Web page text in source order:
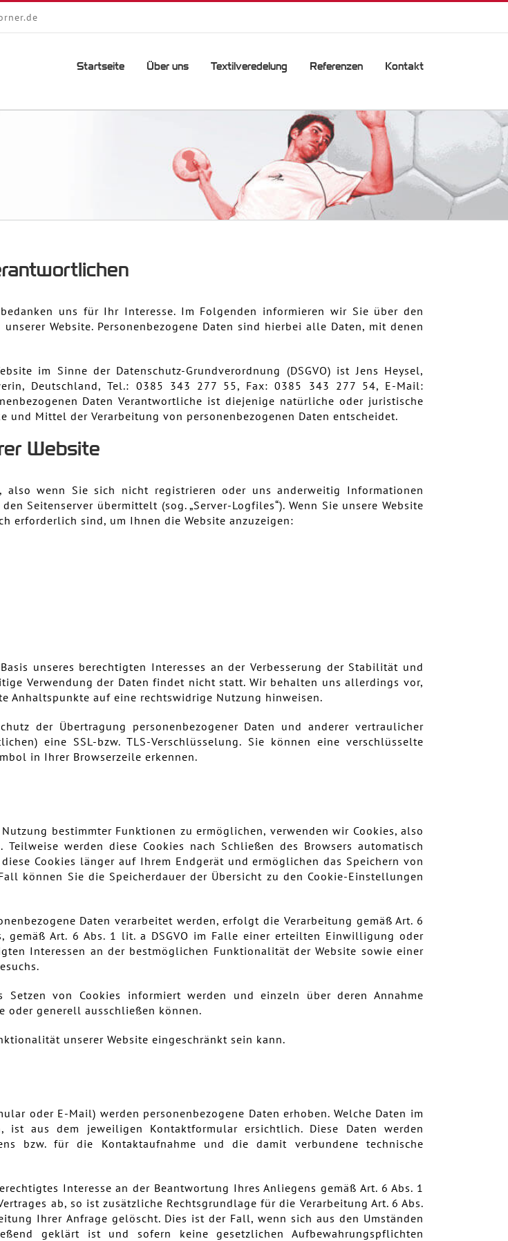
Startseite Über uns Textilveredelung Referenzen Kontakt
uns für Ihr Interesse. Im Folgenden informieren wir Sie über den
Website. Personenbezogene Daten sind hierbei alle Daten, mit denen
im Sinne der Datenschutz-Grundverordnung (DSGVO) ist Jens Heysel,
Deutschland, Tel.: 0385 343 277 55, Fax: 0385 343 277 54, E-Mail:
Daten Verantwortliche ist diejenige natürliche oder juristische
und Mittel der Verarbeitung von personenbezogenen Daten entscheidet.
Website
also wenn Sie sich nicht registrieren oder uns anderweitig Informationen
Seitenserver übermittelt (sog. „Server-Logfiles“). Wenn Sie unsere Website
erforderlich sind, um Ihnen die Website anzuzeigen:
unseres berechtigten Interesses an der Verbesserung der Stabilität und
Verwendung der Daten findet nicht statt. Wir behalten uns allerdings vor,
Anhaltspunkte auf eine rechtswidrige Nutzung hinweisen.
der Übertragung personenbezogener Daten und anderer vertraulicher
eine SSL-bzw. TLS-Verschlüsselung. Sie können eine verschlüsselte
in Ihrer Browserzeile erkennen.
bestimmter Funktionen zu ermöglichen, verwenden wir Cookies, also
werden diese Cookies nach Schließen des Browsers automatisch
Cookies länger auf Ihrem Endgerät und ermöglichen das Speichern von
können Sie die Speicherdauer der Übersicht zu den Cookie-Einstellungen
Daten verarbeitet werden, erfolgt die Verarbeitung gemäß Art. 6
gemäß Art. 6 Abs. 1 lit. a DSGVO im Falle einer erteilten Einwilligung oder
Interessen an der bestmöglichen Funktionalität der Website sowie einer
von Cookies informiert werden und einzeln über deren Annahme
oder generell ausschließen können.
unserer Website eingeschränkt sein kann.
oder E-Mail) werden personenbezogene Daten erhoben. Welche Daten im
aus dem jeweiligen Kontaktformular ersichtlich. Diese Daten werden
bzw. für die Kontaktaufnahme und die damit verbundene technische
Interesse an der Beantwortung Ihres Anliegens gemäß Art. 6 Abs. 1
ab, so ist zusätzliche Rechtsgrundlage für die Verarbeitung Art. 6 Abs.
Ihrer Anfrage gelöscht. Dies ist der Fall, wenn sich aus den Umständen
geklärt ist und sofern keine gesetzlichen Aufbewahrungspflichten